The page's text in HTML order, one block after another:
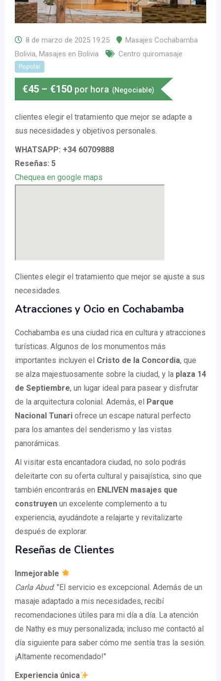
8 de marzo de 2025 19:25
Masajes Cochabamba
Bolivia, Masajes en Bolivia Centro quiromasaje
Popular
€45 – €150 por hora (Negociable)
clientes elegir el tratamiento que mejor se adapte a
sus necesidades y objetivos personales.
WHATSAPP: +34 60709888
Reseñas: 5
Chequea en google maps
Clientes elegir el tratamiento que mejor se ajuste a sus
necesidades.
Atracciones y Ocio en Cochabamba
Cochabamba es una ciudad rica en cultura y atracciones
turísticas. Algunos de los monumentos más
importantes incluyen el Cristo de la Concordia, que
se alza majestuosamente sobre la ciudad, y la plaza 14
de Septiembre, un lugar ideal para pasear y disfrutar
de la arquitectura colonial. Además, el
Parque
Nacional Tunari ofrece un escape natural perfecto
para los amantes del senderismo y las vistas
panorámicas.
Al visitar esta encantadora ciudad, no solo podrás
deleitarte con su oferta cultural y paisajística, sino que
también encontrarás en ENLIVEN masajes que
construyen un excelente complemento a tu
experiencia, ayudándote a relajarte y revitalizarte
después de explorar.
Reseñas de Clientes
Inmejorable
Carla Abud: "El servicio es excepcional. Además de un
masaje adaptado a mis necesidades, recibí
recomendaciones útiles para mi día a día. La atención
de Nathy es muy personalizada; incluso me contactó al
día siguiente para saber cómo me sentía tras la sesión.
¡Altamente recomendado!"
Experiencia única